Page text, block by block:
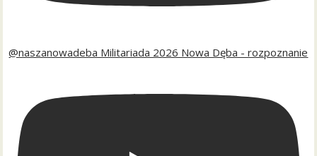
@naszanowadeba Militariada 2026 Nowa Dęba - rozpoznanie